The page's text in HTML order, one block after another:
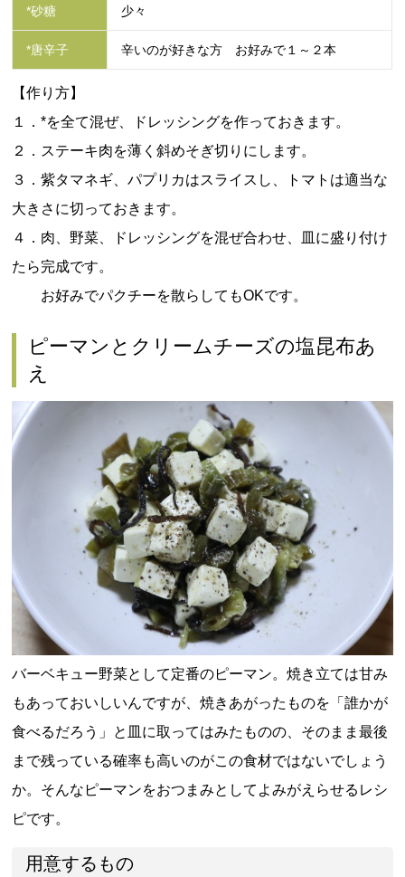
*砂糖 少々
*唐辛子 辛いのが好きな方 お好みで１～２本
【作り方】
１．*を全て混ぜ、ドレッシングを作っておきます。
２．ステーキ肉を薄く斜めそぎ切りにします。
３．紫タマネギ、パプリカはスライスし、トマトは適当な
大きさに切っておきます。
４．肉、野菜、ドレッシングを混ぜ合わせ、皿に盛り付け
たら完成です。
お好みでパクチーを散らしてもOKです。
ピーマンとクリームチーズの塩昆布あ
え
バーベキュー野菜として定番のピーマン。焼き立ては甘み
もあっておいしいんですが、焼きあがったものを「誰かが
食べるだろう」と皿に取ってはみたものの、そのまま最後
まで残っている確率も高いのがこの食材ではないでしょう
か。そんなピーマンをおつまみとしてよみがえらせるレシ
ピです。
用意するもの